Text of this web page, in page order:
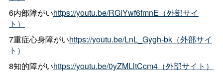
6内部障がいhttps://youtu.be/RGiYwf6fmnE（外部サイ
ト）
7重症心身障がいhttps://youtu.be/LnL_Gygh-bk（外部サイ
ト）
8知的障がいhttps://youtu.be/0yZMLltCcm4（外部サイト）